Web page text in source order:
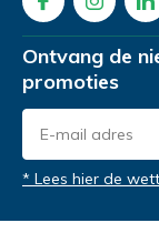
Ontvang de
promoties
* Lees hier de